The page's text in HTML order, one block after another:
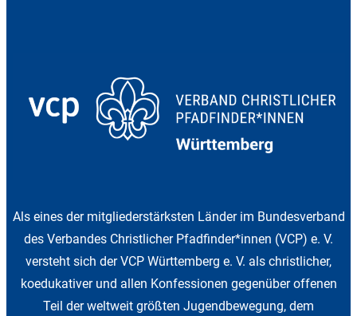
Als eines der mitgliederstärksten Länder im Bundesverband
des Verbandes Christlicher Pfadfinder*innen (VCP) e. V.
versteht sich der VCP Württemberg e. V. als christlicher,
koedukativer und allen Konfessionen gegenüber offenen
Teil der weltweit größten Jugendbewegung, dem